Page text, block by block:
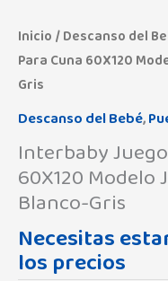
Inicio /Descanso del
Para Cuna 60X120
Gris
Descanso del Bebé,
Interbaby
60X120
Blanco-Gris
Necesitas
los precios